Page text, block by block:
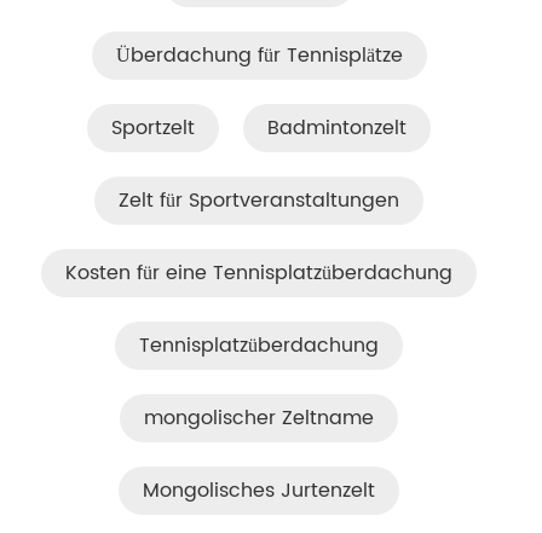
Überdachung für Tennisplätze
Sportzelt Badmintonzelt
Zelt für Sportveranstaltungen
Kosten für eine Tennisplatzüberdachung
Tennisplatzüberdachung
mongolischer Zeltname
Mongolisches Jurtenzelt